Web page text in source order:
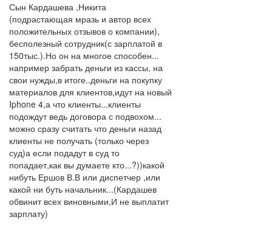
Сын Кардашева ,Никита
(подрастающая мразь и автор всех
положительных отзывов о компании),
бесполезный сотрудник(с зарплатой в
150тыс.).Но он на многое способен...
например забрать деньги из кассы, на
свои нужды,в итоге..деньги на покупку
материалов для клиентов,идут на новый
Iphone 4,а что клиенты...клиенты
подождут ведь договора с подвохом...
можно сразу считать что деньги назад
клиенты не получать (только через
суд)а если подадут в суд то
попадает,как вы думаете кто...?))какой
нибуть Ершов В.В или диспетчер ,или
какой ни буть начальник...(Кардашев
обвинит всех виновными,И не выплатит
зарплату)